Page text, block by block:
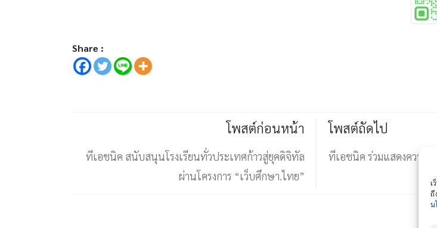
เ
ถึ
น
Share :
โพสต์ก่อนหน้า
ทีเอชนิค สนับสนุนโรงเรียนทั่วประเทศก้าวสู่ยุคดิจิทัล
ผ่านโครงการ “เว็บศึกษา.ไทย”
โพสต์ถัดไป
ทีเอชนิค ร่วมแสดงความยิ